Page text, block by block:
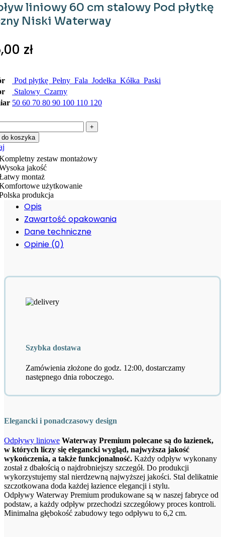
liniowy 60 cm stalowy Pod płytkę
Niski Waterway
zł
Pod płytkę Pełny Fala Jodełka Kółka Paski
Stalowy Czarny
50 60 70 80 90 100 110 120
do koszyka
zestaw montażowy
jakość
montaż
użytkowanie
produkcja
Opis
Zawartość opakowania
Dane techniczne
Opinie (0)
Szybka dostawa
Zamówienia złożone do godz. 12:00, dostarczamy
następnego dnia roboczego.
Elegancki i ponadczasowy design
Odpływy liniowe Waterway Premium polecane są do łazienek,
w których liczy się elegancki wygląd, najwyższa jakość
wykończenia, a także funkcjonalność. Każdy odpływ wykonany
został z dbałością o najdrobniejszy szczegół. Do produkcji
wykorzystujemy stal nierdzewną najwyższej jakości. Stal delikatnie
szczotkowana doda każdej łazience elegancji i stylu.
Odpływy Waterway Premium produkowane są w naszej fabryce od
podstaw, a każdy odpływ przechodzi szczegółowy proces kontroli.
Minimalna głębokość zabudowy tego odpływu to 6,2 cm.